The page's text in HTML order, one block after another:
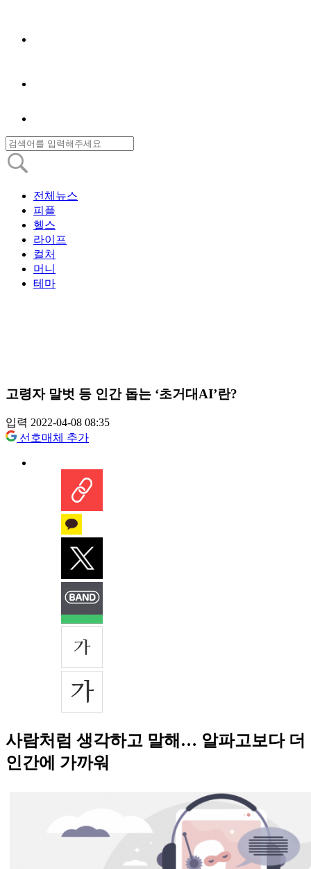
전체뉴스
피플
헬스
라이프
컬처
머니
테마
고령자 말벗 등 인간 돕는 ‘초거대AI’란?
입력 2022-04-08 08:35
선호매체 추가
사람처럼 생각하고 말해… 알파고보다 더
인간에 가까워